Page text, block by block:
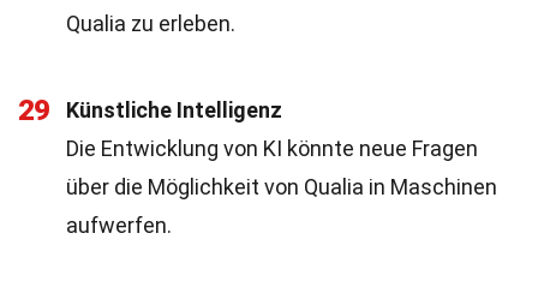
Qualia zu erleben.
29
Künstliche Intelligenz
Die Entwicklung von KI könnte neue Fragen
über die Möglichkeit von Qualia in Maschinen
aufwerfen.